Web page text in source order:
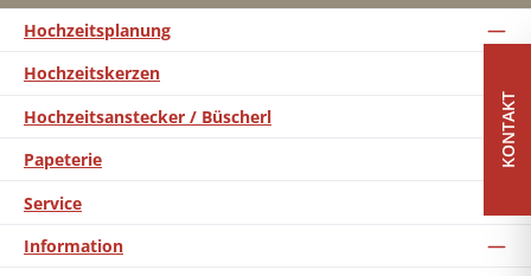
Hochzeitsplanung
Hochzeitskerzen
Hochzeitsanstecker / Büscherl
Papeterie
Service
Information
KONTAKT